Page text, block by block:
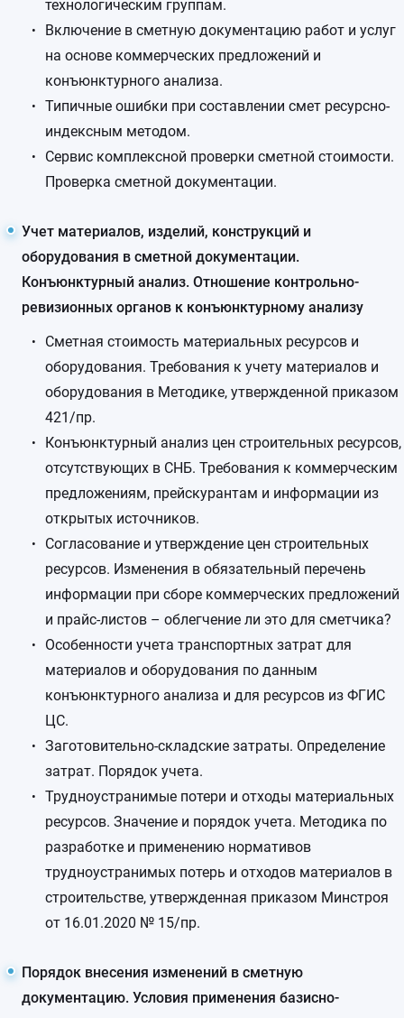
технологическим группам.
Включение в сметную документацию работ и услуг
на основе коммерческих предложений и
конъюнктурного анализа.
Типичные ошибки при составлении смет ресурсно-
индексным методом.
Сервис комплексной проверки сметной стоимости.
Проверка сметной документации.
Учет материалов, изделий, конструкций и
оборудования в сметной документации.
Конъюнктурный анализ. Отношение контрольно-
ревизионных органов к конъюнктурному анализу
Сметная стоимость материальных ресурсов и
оборудования. Требования к учету материалов и
оборудования в Методике, утвержденной приказом
421/пр.
Конъюнктурный анализ цен строительных ресурсов,
отсутствующих в СНБ. Требования к коммерческим
предложениям, прейскурантам и информации из
открытых источников.
Согласование и утверждение цен строительных
ресурсов. Изменения в обязательный перечень
информации при сборе коммерческих предложений
и прайс-листов – облегчение ли это для сметчика?
Особенности учета транспортных затрат для
материалов и оборудования по данным
конъюнктурного анализа и для ресурсов из ФГИС
ЦС.
Заготовительно-складские затраты. Определение
затрат. Порядок учета.
Трудноустранимые потери и отходы материальных
ресурсов. Значение и порядок учета. Методика по
разработке и применению нормативов
трудноустранимых потерь и отходов материалов в
строительстве, утвержденная приказом Минстроя
от 16.01.2020 № 15/пр.
Порядок внесения изменений в сметную
документацию. Условия применения базисно-